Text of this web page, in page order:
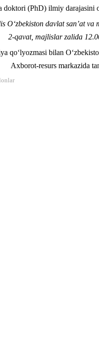
doktori (PhD) ilmiy darajasini
O‘zbekiston davlat san’at
2-qavat, majlislar zalida 12
qo‘lyozmasi bilan
Axborot-resurs markazida